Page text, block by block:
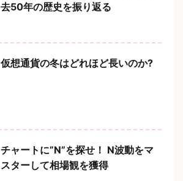
去50年の歴史を振り返る
仮想通貨の冬はどれほど長いのか?
チャートに”N”を探せ！ N波動をマ
スターして相場観を獲得